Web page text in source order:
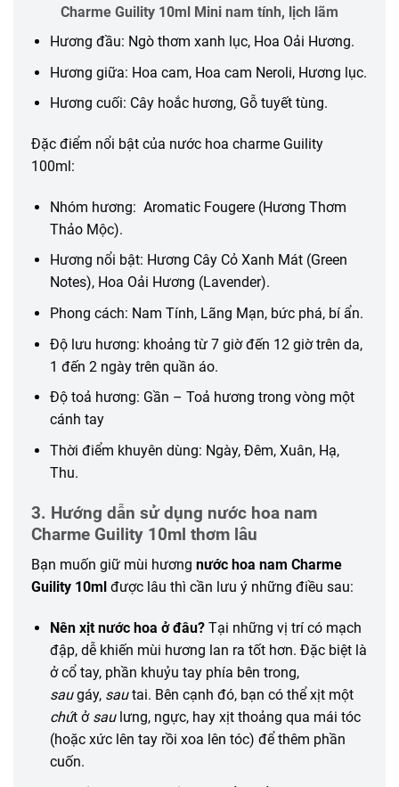
Charme Guility 10ml Mini nam tính, lịch lãm
Hương đầu: Ngò thơm xanh lục, Hoa Oải Hương.
Hương giữa: Hoa cam, Hoa cam Neroli, Hương lục.
Hương cuối: Cây hoắc hương, Gỗ tuyết tùng.
Đặc điểm nổi bật của nước hoa charme Guility
100ml:
Nhóm hương: Aromatic Fougere (Hương Thơm
Thảo Mộc).
Hương nổi bật: Hương Cây Cỏ Xanh Mát (Green
Notes), Hoa Oải Hương (Lavender).
Phong cách: Nam Tính, Lãng Mạn, bức phá, bí ẩn.
Độ lưu hương: khoảng từ 7 giờ đến 12 giờ trên da,
1 đến 2 ngày trên quần áo.
Độ toả hương: Gần – Toả hương trong vòng một
cánh tay
Thời điểm khuyên dùng: Ngày, Đêm, Xuân, Hạ,
Thu.
3. Hướng dẫn sử dụng nước hoa nam
Charme Guility 10ml thơm lâu
Bạn muốn giữ mùi hương nước hoa nam Charme
Guility 10ml được lâu thì cần lưu ý những điều sau:
Nên xịt nước hoa ở đâu?Tại những vị trí có mạch
đập, dễ khiến mùi hương lan ra tốt hơn. Đặc biệt là
ở cổ tay, phần khuỷu tay phía bên trong,
saugáy, sautai. Bên cạnh đó, bạn có thể xịt một
chút ở sau lưng, ngực, hay xịt thoảng qua mái tóc
(hoặc xức lên tay rồi xoa lên tóc) để thêm phần
cuốn.